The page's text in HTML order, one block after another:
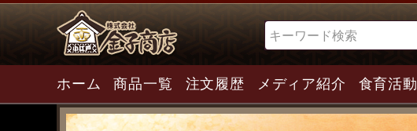
検索
ホーム 商品一覧 注文履歴 メディア紹介 食育活動